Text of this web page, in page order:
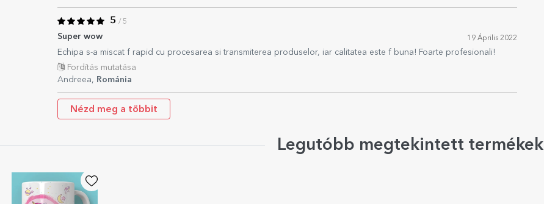
5 / 5
Super wow 19 Április 2022
Echipa s-a miscat f rapid cu procesarea si transmiterea produselor, iar calitatea este f buna! Foarte profesionali!
Fordítás mutatása
Andreea, Románia
Nézd meg a többit
Legutóbb megtekintett termékek